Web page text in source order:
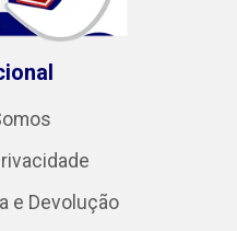
e Devolução